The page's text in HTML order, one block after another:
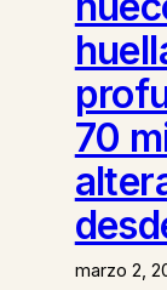
70
marzo 2,